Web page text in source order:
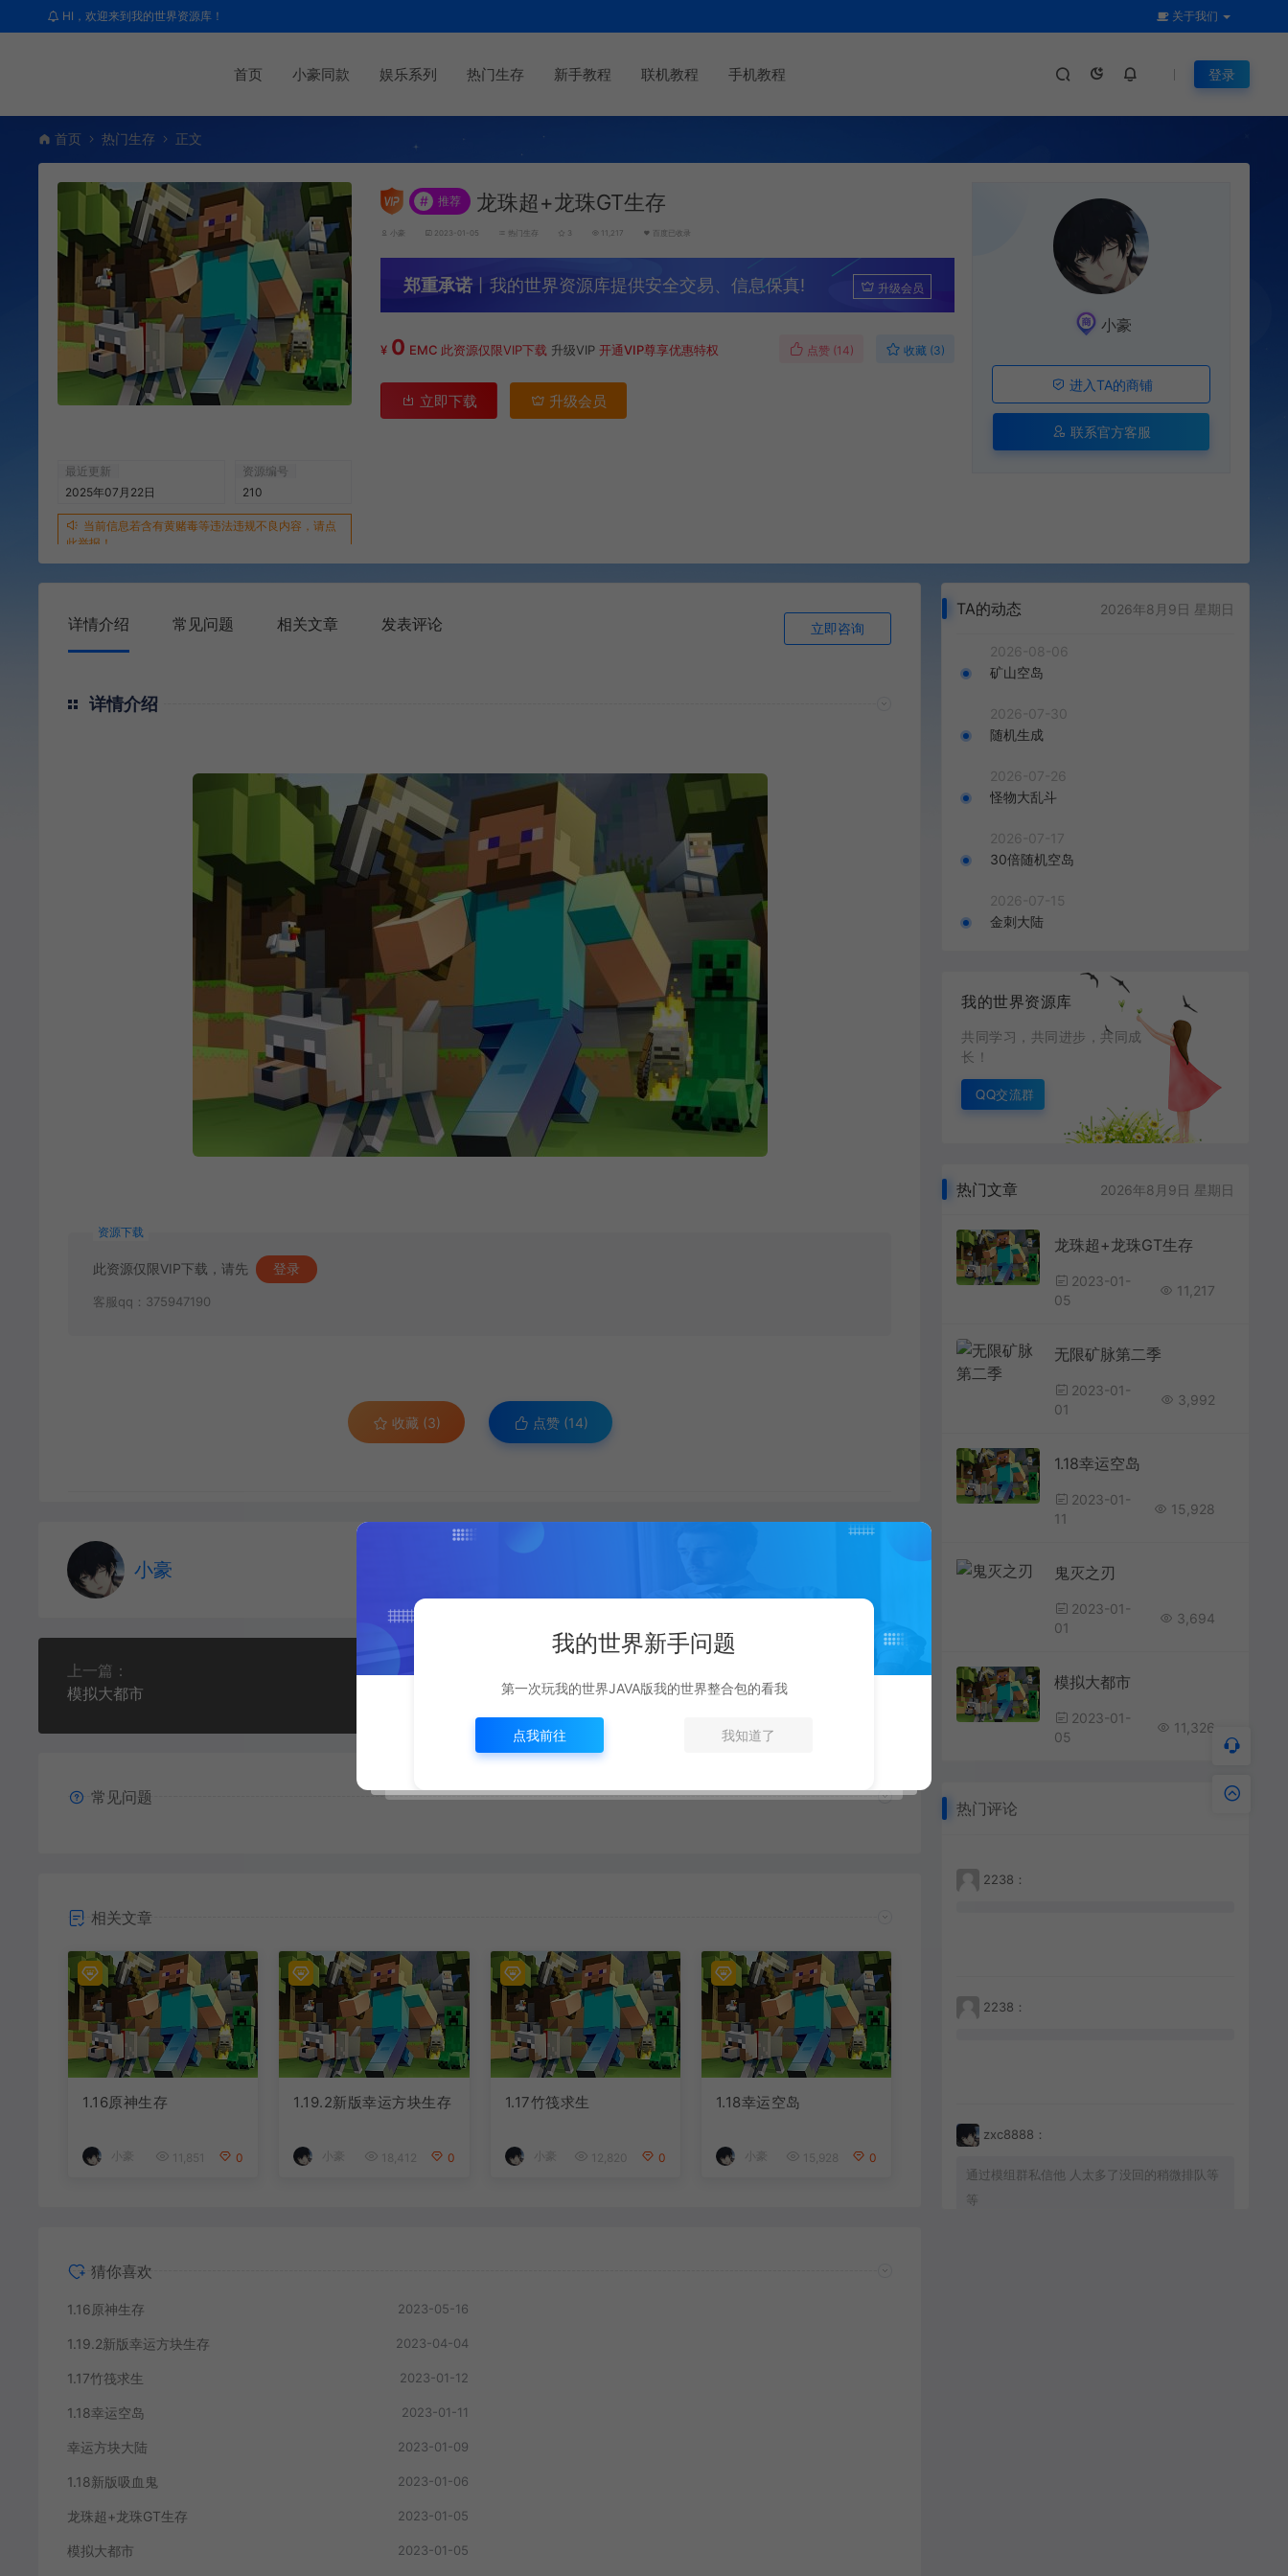
HI，欢迎来到我的世界资源库！ 关于我们
首页 小豪同款 娱乐系列 热门生存 新手教程 联机教程 手机教程 登录
首页 热门生存 正文
最近更新
2025年07月22日
资源编号
210
当前信息若含有黄赌毒等违法违规不良内容，请点
此举报！
# 推荐 龙珠超+龙珠GT生存
小豪 2023-01-05 热门生存 3 11,217 百度已收录
郑重承诺 丨我的世界资源库提供安全交易、信息保真! 升级会员
¥ 0 EMC 此资源仅限VIP下载 升级VIP 开通VIP尊享优惠特权 点赞 (14) 收藏 (3)
立即下载 升级会员
小豪
进入TA的商铺
联系官方客服
详情介绍 常见问题 相关文章 发表评论 立即咨询
详情介绍
资源下载
此资源仅限VIP下载，请先 登录
客服qq：375947190
收藏 (3) 点赞 (14)
小豪
上一篇：
模拟大都市
1.18新版吸血鬼
常见问题
相关文章
1.16原神生存
小豪 11,851 0
1.19.2新版幸运方块生存
小豪 18,412 0
1.17竹筏求生
小豪 12,820 0
1.18幸运空岛
小豪 15,928 0
猜你喜欢
1.16原神生存 2023-05-16
1.19.2新版幸运方块生存 2023-04-04
1.17竹筏求生 2023-01-12
1.18幸运空岛 2023-01-11
幸运方块大陆 2023-01-09
1.18新版吸血鬼 2023-01-06
龙珠超+龙珠GT生存 2023-01-05
模拟大都市 2023-01-05
TA的动态 2026年8月9日 星期日
2026-08-06
矿山空岛
2026-07-30
随机生成
2026-07-26
怪物大乱斗
2026-07-17
30倍随机空岛
2026-07-15
金刺大陆
我的世界资源库
共同学习，共同进步，共同成
长！
QQ交流群
热门文章 2026年8月9日 星期日
龙珠超+龙珠GT生存
2023-01-
05
11,217
无限矿脉第二季
2023-01-
01
3,992
1.18幸运空岛
2023-01-
11
15,928
鬼灭之刃
2023-01-
01
3,694
模拟大都市
2023-01-
05
11,326
热门评论
2238：
2238：
zxc8888：
通过模组群私信他 人太多了没回的稍微排队等
等
我的世界新手问题
第一次玩我的世界JAVA版我的世界整合包的看我
点我前往 我知道了